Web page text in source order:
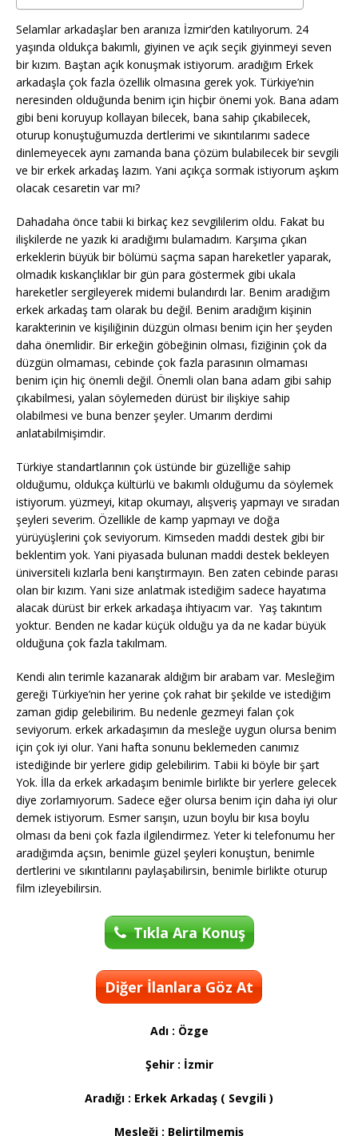
Selamlar arkadaşlar ben aranıza İzmir’den katılıyorum. 24
yaşında oldukça bakımlı, giyinen ve açık seçik giyinmeyi seven
bir kızım. Baştan açık konuşmak istiyorum. aradığım Erkek
arkadaşla çok fazla özellik olmasına gerek yok. Türkiye’nin
neresinden olduğunda benim için hiçbir önemi yok. Bana adam
gibi beni koruyup kollayan bilecek, bana sahip çıkabilecek,
oturup konuştuğumuzda dertlerimi ve sıkıntılarımı sadece
dinlemeyecek aynı zamanda bana çözüm bulabilecek bir sevgili
ve bir erkek arkadaş lazım. Yani açıkça sormak istiyorum aşkım
olacak cesaretin var mı?
Dahadaha önce tabii ki birkaç kez sevgililerim oldu. Fakat bu
ilişkilerde ne yazık ki aradığımı bulamadım. Karşıma çıkan
erkeklerin büyük bir bölümü saçma sapan hareketler yaparak,
olmadık kıskançlıklar bir gün para göstermek gibi ukala
hareketler sergileyerek midemi bulandırdı lar. Benim aradığım
erkek arkadaş tam olarak bu değil. Benim aradığım kişinin
karakterinin ve kişiliğinin düzgün olması benim için her şeyden
daha önemlidir. Bir erkeğin göbeğinin olması, fiziğinin çok da
düzgün olmaması, cebinde çok fazla parasının olmaması
benim için hiç önemli değil. Önemli olan bana adam gibi sahip
çıkabilmesi, yalan söylemeden dürüst bir ilişkiye sahip
olabilmesi ve buna benzer şeyler. Umarım derdimi
anlatabilmişimdir.
Türkiye standartlarının çok üstünde bir güzelliğe sahip
olduğumu, oldukça kültürlü ve bakımlı olduğumu da söylemek
istiyorum. yüzmeyi, kitap okumayı, alışveriş yapmayı ve sıradan
şeyleri severim. Özellikle de kamp yapmayı ve doğa
yürüyüşlerini çok seviyorum. Kimseden maddi destek gibi bir
beklentim yok. Yani piyasada bulunan maddi destek bekleyen
üniversiteli kızlarla beni karıştırmayın. Ben zaten cebinde parası
olan bir kızım. Yani size anlatmak istediğim sadece hayatıma
alacak dürüst bir erkek arkadaşa ihtiyacım var. Yaş takıntım
yoktur. Benden ne kadar küçük olduğu ya da ne kadar büyük
olduğuna çok fazla takılmam.
Kendi alın terimle kazanarak aldığım bir arabam var. Mesleğim
gereği Türkiye’nin her yerine çok rahat bir şekilde ve istediğim
zaman gidip gelebilirim. Bu nedenle gezmeyi falan çok
seviyorum. erkek arkadaşımın da mesleğe uygun olursa benim
için çok iyi olur. Yani hafta sonunu beklemeden canımız
istediğinde bir yerlere gidip gelebilirim. Tabii ki böyle bir şart
Yok. İlla da erkek arkadaşım benimle birlikte bir yerlere gelecek
diye zorlamıyorum. Sadece eğer olursa benim için daha iyi olur
demek istiyorum. Esmer sarışın, uzun boylu bir kısa boylu
olması da beni çok fazla ilgilendirmez. Yeter ki telefonumu her
aradığımda açsın, benimle güzel şeyleri konuştun, benimle
dertlerini ve sıkıntılarını paylaşabilirsin, benimle birlikte oturup
film izleyebilirsin.
Tıkla Ara Konuş
Diğer İlanlara Göz At
Adı : Özge
Şehir : İzmir
Aradığı : Erkek Arkadaş ( Sevgili )
Mesleği : Belirtilmemiş